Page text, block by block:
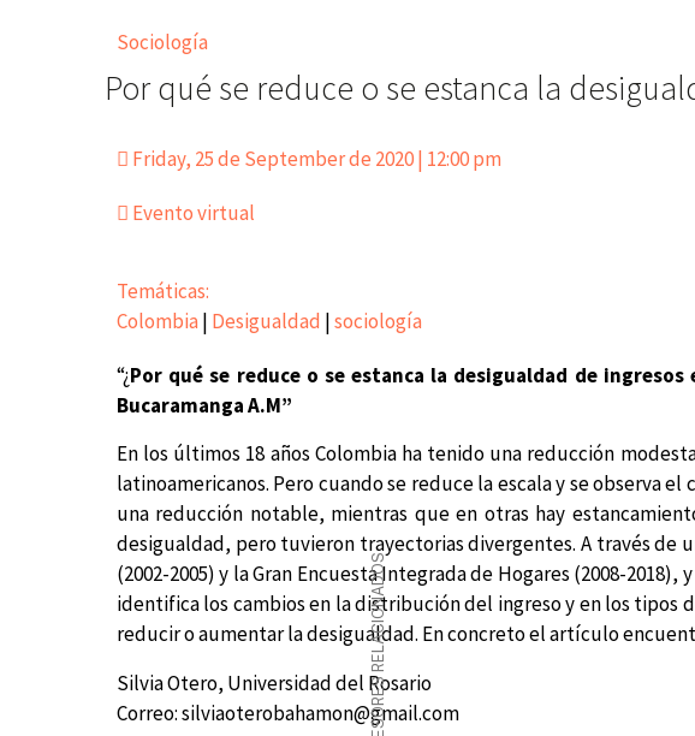
Sociología
Por qué se reduce o se estanca la
Friday, 25 de September de 2020 | 12:00 pm
Evento virtual
Temáticas:
Colombia | Desigualdad |sociología
“¿Por qué se reduce o se estanca la desigualdad de
Bucaramanga A.M”
En los últimos 18 años Colombia ha tenido una reducción
latinoamericanos. Pero cuando se reduce la escala y se observa
una reducción notable, mientras que en otras hay
desigualdad, pero tuvieron trayectorias divergentes. A través de
(2002-2005) y la Gran Encuesta Integrada de Hogares (2008-
identifica los cambios en la distribución del ingreso y en los tipos
reducir o aumentar la desigualdad. En concreto el artículo
Silvia Otero, Universidad del Rosario
Correo:silviaoterobahamon@gmail.com
PROFESORES RELACIONADOS